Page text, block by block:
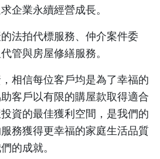
企業永續經營成長。
法拍代標服務、仲介案件委
管與房屋修繕服務。
相信每位客戶均是為了幸福的
客戶以有限的購屋款取得適合
資的最佳獲利空間，是我們的
務獲得更幸福的家庭生活品質
的成就。